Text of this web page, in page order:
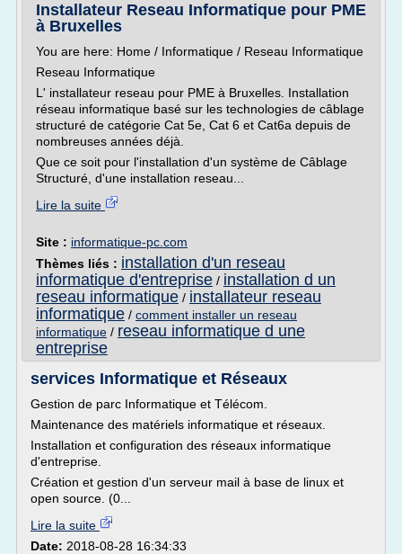
Installateur Reseau Informatique pour PME
à Bruxelles
You are here: Home / Informatique / Reseau Informatique
Reseau Informatique
L' installateur reseau pour PME à Bruxelles. Installation
réseau informatique basé sur les technologies de câblage
structuré de catégorie Cat 5e, Cat 6 et Cat6a depuis de
nombreuses années déjà.
Que ce soit pour l'installation d'un système de Câblage
Structuré, d'une installation reseau...
Lire la suite
Site : informatique-pc.com
Thèmes liés : installation d'un reseau
informatique d'entreprise / installation d un
reseau informatique / installateur reseau
informatique / comment installer un reseau
informatique / reseau informatique d une
entreprise
services Informatique et Réseaux
Gestion de parc Informatique et Télécom.
Maintenance des matériels informatique et réseaux.
Installation et configuration des réseaux informatique
d'entreprise.
Création et gestion d'un serveur mail à base de linux et
open source. (0...
Lire la suite
Date: 2018-08-28 16:34:33